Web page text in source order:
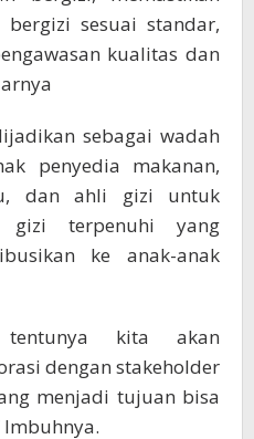
bergizi sesuai standar,
kualitas dan
sebagai wadah
penyedia makanan,
dan ahli gizi untuk
gizi terpenuhi yang
ke anak-anak
tentunya kita akan
dengan stakeholder
menjadi tujuan bisa